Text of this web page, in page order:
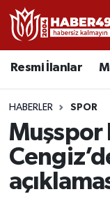
Resmi İlanlar
HABERLER SPOR
Muşspor
Resmi İlanlar
Asayiş
Eğitim
Uşak
Uşak Hava
Uşak
Uşak Trafik